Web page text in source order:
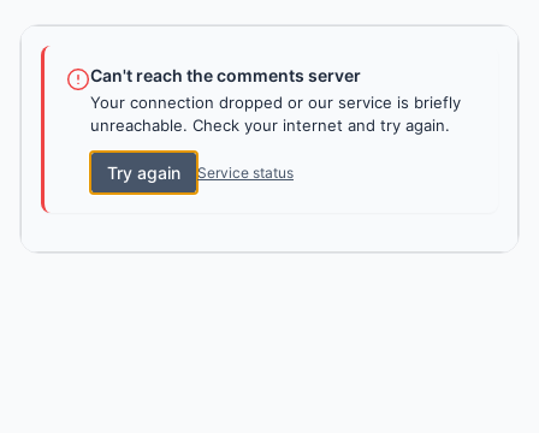
Can't reach the comments server
Your connection dropped or our service is briefly
unreachable. Check your internet and try again.
Try again Service status